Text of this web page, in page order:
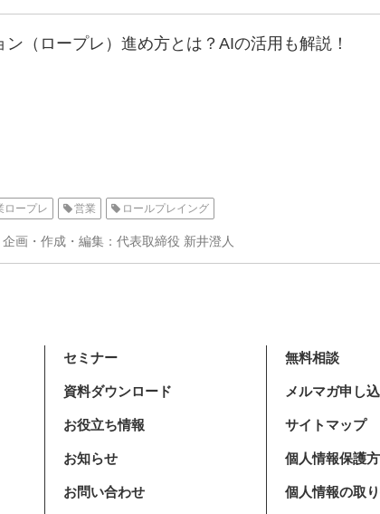
（ロープレ）進め方とは？AIの活用も解説！
ロープレ 営業 ロールプレイング
企画・作成・編集：代表取締役 新井澄人
セミナー
資料ダウンロード
お役立ち情報
お知らせ
お問い合わせ
無料相談
メルマガ申し
サイトマップ
個人情報保護
個人情報の取